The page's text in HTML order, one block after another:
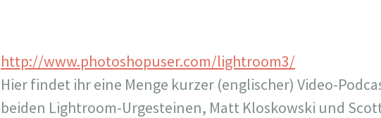
http://www.photoshopuser.com/lightroom3/
Hier findet ihr eine Menge kurzer (englischer) Video-
beiden Lightroom-Urgesteinen, Matt Kloskowski und